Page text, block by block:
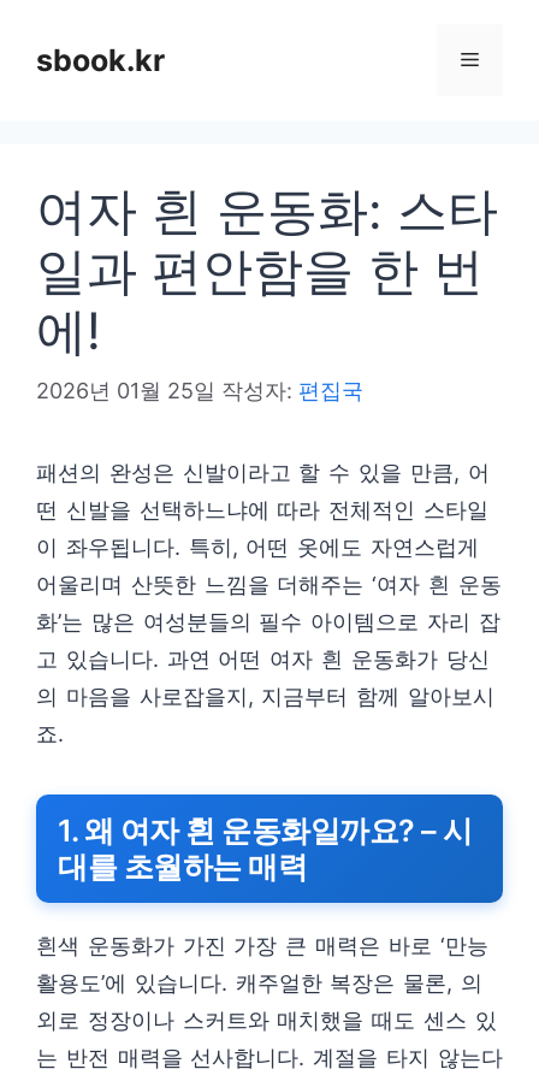
sbook.kr 메
여자 흰 운동화: 스타
일과 편안함을 한 번
에!
2026년 01월 25일 작성자: 편집국
패션의 완성은 신발이라고 할 수 있을 만큼, 어
떤 신발을 선택하느냐에 따라 전체적인 스타일
이 좌우됩니다. 특히, 어떤 옷에도 자연스럽게
어울리며 산뜻한 느낌을 더해주는 ‘여자 흰 운동
화’는 많은 여성분들의 필수 아이템으로 자리 잡
고 있습니다. 과연 어떤 여자 흰 운동화가 당신
의 마음을 사로잡을지, 지금부터 함께 알아보시
죠.
1. 왜 여자 흰 운동화일까요? – 시
대를 초월하는 매력
흰색 운동화가 가진 가장 큰 매력은 바로 ‘만능
활용도’에 있습니다. 캐주얼한 복장은 물론, 의
외로 정장이나 스커트와 매치했을 때도 센스 있
는 반전 매력을 선사합니다. 계절을 타지 않는다